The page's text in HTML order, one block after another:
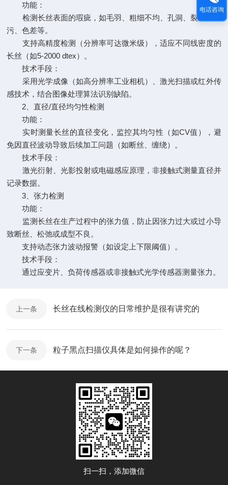
功能：
检测长丝表面的瑕疵，如毛羽、粗细不均、孔洞、裂痕、油
污、色差等。
支持高精度检测（分辨率可达微米级），适应不同线密度的
长丝（如5-2000 dtex）。
技术手段：
采用光学成像（如高分辨率工业相机）、激光扫描或红外传
感技术，结合图像处理算法识别缺陷。
2、直径/直径均匀性检测
功能：
实时测量长丝的直径变化，监控其均匀性（如CV值），避
免因直径波动导致后续加工问题（如断丝、缠绕）。
技术手段：
激光衍射、光影投射或电磁感应原理，非接触式测量直径并
记录数据。
3、张力检测
功能：
监测长丝在生产过程中的张力值，防止因张力过大或过小导
致断丝、松弛或成型不良。
支持动态张力波动报警（如设定上下限阈值）。
技术手段：
通过应变片、负荷传感器或非接触式光学传感器测量张力。
上一条 长丝在线检测仪的日常维护是很有讲究的
下一条 粒子黑点扫描仪具体是如何操作的呢？
扫一扫，添加微信
电话咨询